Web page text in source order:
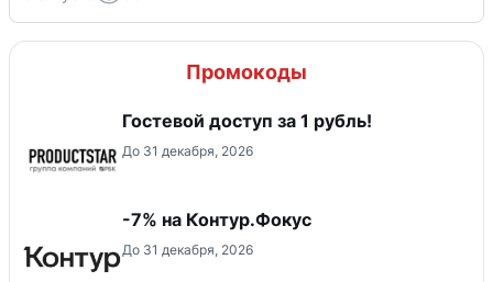
Промокоды
Гостевой доступ за 1 рубль!
До 31 декабря, 2026
-7% на Контур.Фокус
До 31 декабря, 2026